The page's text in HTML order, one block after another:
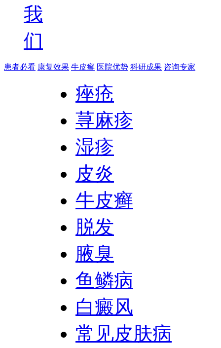
我
们
患者必看 康复效果 牛皮癣 医院优势 科研成果 咨询专家
痤疮
荨麻疹
湿疹
皮炎
牛皮癣
脱发
腋臭
鱼鳞病
白癜风
常见皮肤病